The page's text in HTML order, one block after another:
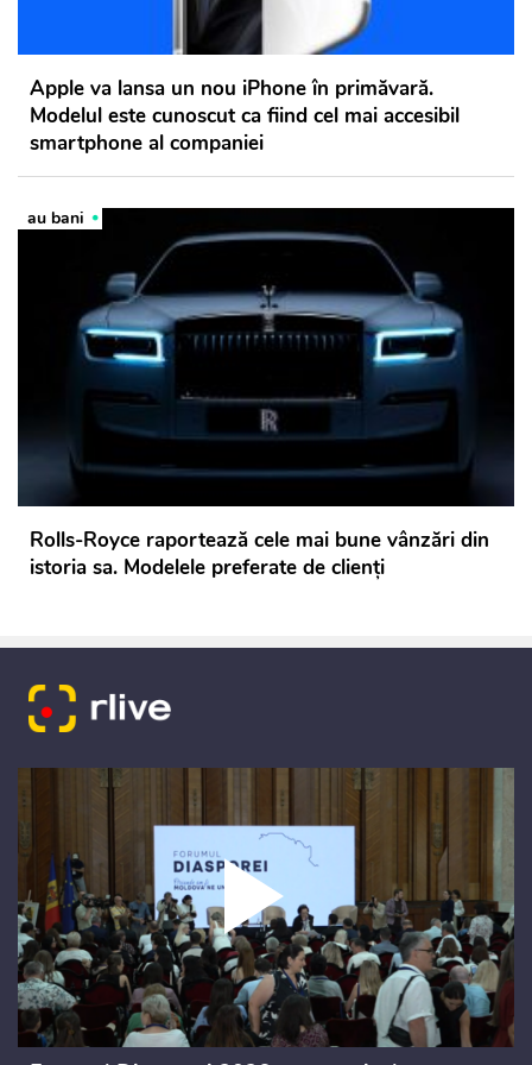
Apple va lansa un nou iPhone în primăvară.
Modelul este cunoscut ca fiind cel mai accesibil
smartphone al companiei
au bani
Rolls-Royce raportează cele mai bune vânzări din
istoria sa. Modelele preferate de clienţi